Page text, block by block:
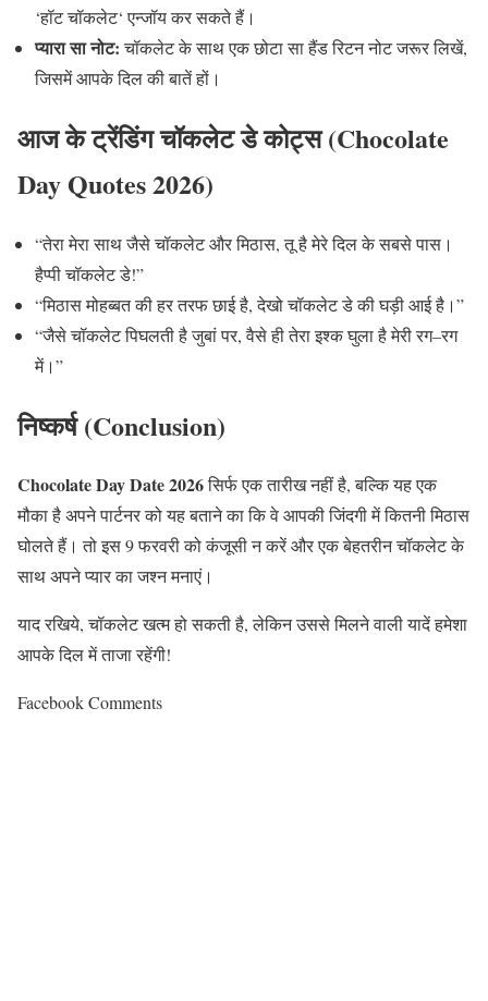
‘हॉट चॉकलेट‘एन्जॉय कर सकते हैं।
प्यारासानोट: चॉकलेट के साथ एक छोटा सा हैंड रिटन नोट जरूर लिखें,
जिसमें आपके दिल की बातें हों।
आजकेट्रेंडिंगचॉकलेटडेकोट्स(Chocolate
Day Quotes 2026)
“तेरा मेरा साथ जैसे चॉकलेट और मिठास,तू है मेरे दिल के सबसे पास।
हैप्पी चॉकलेट डे!”
“मिठास मोहब्बत की हर तरफ छाई है,देखो चॉकलेट डे की घड़ी आई है।”
“जैसे चॉकलेट पिघलती है जुबां पर,वैसे ही तेरा इश्क घुला है मेरी रग–रग
में।”
निष्कर्ष(Conclusion)
Chocolate Day Date 2026सिर्फ एक तारीख नहीं है,बल्कि यह एक
मौका है अपने पार्टनर को यह बताने का कि वे आपकी जिंदगी में कितनी मिठास
घोलते हैं। तो इस9फरवरी को कंजूसी न करें और एक बेहतरीन चॉकलेट के
साथ अपने प्यार का जश्न मनाएं।
याद रखिये, चॉकलेट खत्म हो सकती है, लेकिन उससे मिलने वाली यादें हमेशा
आपके दिल में ताजा रहेंगी!
Facebook Comments